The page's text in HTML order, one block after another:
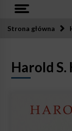
Strona główna
Harold S.